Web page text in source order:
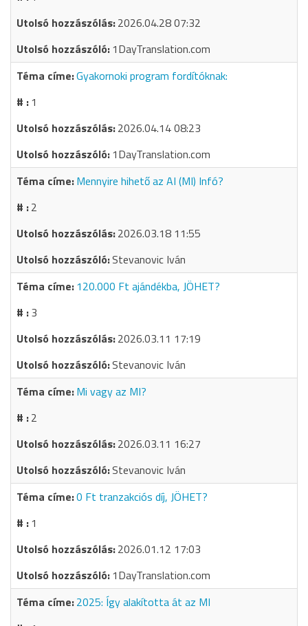
2026.04.28 07:32
1DayTranslation.com
Gyakornoki program fordítóknak:
1
2026.04.14 08:23
1DayTranslation.com
Mennyire hihető az AI (MI) Infó?
2
2026.03.18 11:55
Stevanovic Iván
120.000 Ft ajándékba, JÖHET?
3
2026.03.11 17:19
Stevanovic Iván
Mi vagy az MI?
2
2026.03.11 16:27
Stevanovic Iván
0 Ft tranzakciós díj, JÖHET?
1
2026.01.12 17:03
1DayTranslation.com
2025: Így alakította át az MI